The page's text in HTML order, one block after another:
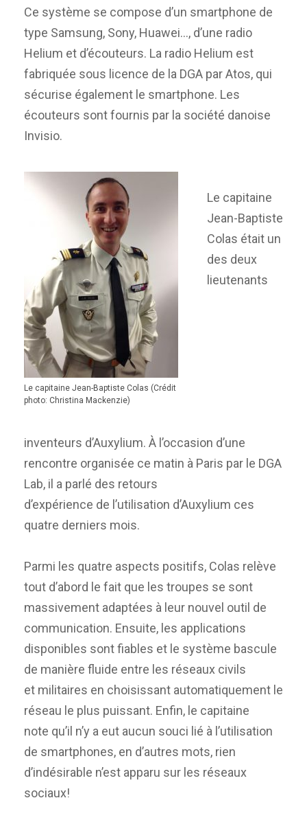
Ce système se compose d’un smartphone de
type Samsung, Sony, Huawei…, d’une radio
Helium et d’écouteurs. La radio Helium est
fabriquée sous licence de la DGA par Atos, qui
sécurise également le smartphone. Les
écouteurs sont fournis par la société danoise
Invisio.
Le capitaine Jean-Baptiste Colas (Crédit
photo: Christina Mackenzie)
Le capitaine
Jean-Baptiste
Colas était un
des deux
lieutenants
inventeurs d’Auxylium. À l’occasion d’une
rencontre organisée ce matin à Paris par le DGA
Lab, il a parlé des retours
d’expérience de l’utilisation d’Auxylium ces
quatre derniers mois.
Parmi les quatre aspects positifs, Colas relève
tout d’abord le fait que les troupes se sont
massivement adaptées à leur nouvel outil de
communication. Ensuite, les applications
disponibles sont fiables et le système bascule
de manière fluide entre les réseaux civils
et militaires en choisissant automatiquement le
réseau le plus puissant. Enfin, le capitaine
note qu’il n’y a eut aucun souci lié à l’utilisation
de smartphones, en d’autres mots, rien
d’indésirable n’est apparu sur les réseaux
sociaux!